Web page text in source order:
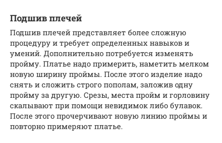
Подшив плечей
Подшив плечей представляет более сложную
процедуру и требует определенных навыков и
умений. Дополнительно потребуется изменять
пройму. Платье надо примерить, наметить мелком
новую ширину проймы. После этого изделие надо
снять и сложить строго пополам, заложив одну
пройму за другую. Срезы, места пройм и горловину
скалывают при помощи невидимок либо булавок.
После этого прочерчивают новую линию проймы и
повторно примеряют платье.